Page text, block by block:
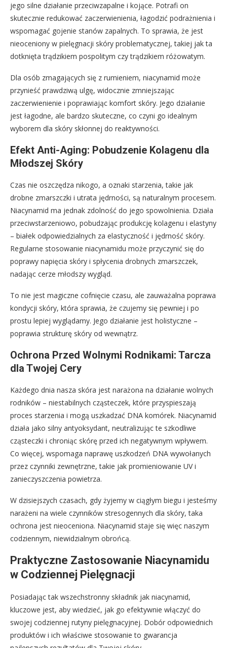
jego silne działanie przeciwzapalne i kojące. Potrafi on
skutecznie redukować zaczerwienienia, łagodzić podrażnienia i
wspomagać gojenie stanów zapalnych. To sprawia, że jest
nieoceniony w pielęgnacji skóry problematycznej, takiej jak ta
dotknięta trądzikiem pospolitym czy trądzikiem różowatym.
Dla osób zmagających się z rumieniem, niacynamid może
przynieść prawdziwą ulgę, widocznie zmniejszając
zaczerwienienie i poprawiając komfort skóry. Jego działanie
jest łagodne, ale bardzo skuteczne, co czyni go idealnym
wyborem dla skóry skłonnej do reaktywności.
Efekt Anti-Aging: Pobudzenie Kolagenu dla
Młodszej Skóry
Czas nie oszczędza nikogo, a oznaki starzenia, takie jak
drobne zmarszczki i utrata jędrności, są naturalnym procesem.
Niacynamid ma jednak zdolność do jego spowolnienia. Działa
przeciwstarzeniowo, pobudzając produkcję kolagenu i elastyny
– białek odpowiedzialnych za elastyczność i jędrność skóry.
Regularne stosowanie niacynamidu może przyczynić się do
poprawy napięcia skóry i spłycenia drobnych zmarszczek,
nadając cerze młodszy wygląd.
To nie jest magiczne cofnięcie czasu, ale zauważalna poprawa
kondycji skóry, która sprawia, że czujemy się pewniej i po
prostu lepiej wyglądamy. Jego działanie jest holistyczne –
poprawia strukturę skóry od wewnątrz.
Ochrona Przed Wolnymi Rodnikami: Tarcza
dla Twojej Cery
Każdego dnia nasza skóra jest narażona na działanie wolnych
rodników – niestabilnych cząsteczek, które przyspieszają
proces starzenia i mogą uszkadzać DNA komórek. Niacynamid
działa jako silny antyoksydant, neutralizując te szkodliwe
cząsteczki i chroniąc skórę przed ich negatywnym wpływem.
Co więcej, wspomaga naprawę uszkodzeń DNA wywołanych
przez czynniki zewnętrzne, takie jak promieniowanie UV i
zanieczyszczenia powietrza.
W dzisiejszych czasach, gdy żyjemy w ciągłym biegu i jesteśmy
narażeni na wiele czynników stresogennych dla skóry, taka
ochrona jest nieoceniona. Niacynamid staje się więc naszym
codziennym, niewidzialnym obrońcą.
Praktyczne Zastosowanie Niacynamidu
w Codziennej Pielęgnacji
Posiadając tak wszechstronny składnik jak niacynamid,
kluczowe jest, aby wiedzieć, jak go efektywnie włączyć do
swojej codziennej rutyny pielęgnacyjnej. Dobór odpowiednich
produktów i ich właściwe stosowanie to gwarancja